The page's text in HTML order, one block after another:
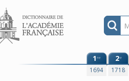
Aller au contenu
1re
1694
2e
1718